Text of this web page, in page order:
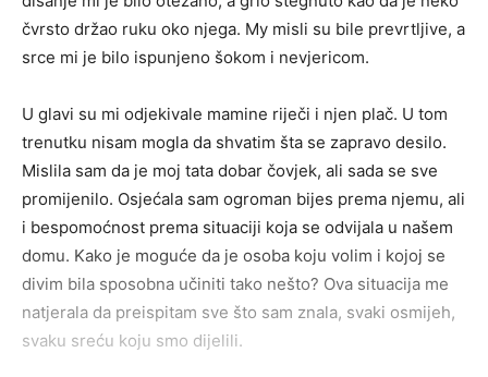
čvrsto držao ruku oko njega. My misli su bile prevrtljive, a
srce mi je bilo ispunjeno šokom i nevjericom.
U glavi su mi odjekivale mamine riječi i njen plač. U tom
trenutku nisam mogla da shvatim šta se zapravo desilo.
Mislila sam da je moj tata dobar čovjek, ali sada se sve
promijenilo. Osjećala sam ogroman bijes prema njemu, ali
i bespomoćnost prema situaciji koja se odvijala u našem
domu. Kako je moguće da je osoba koju volim i kojoj se
divim bila sposobna učiniti tako nešto? Ova situacija me
natjerala da preispitam sve što sam znala, svaki osmijeh,
svaku sreću koju smo dijelili.